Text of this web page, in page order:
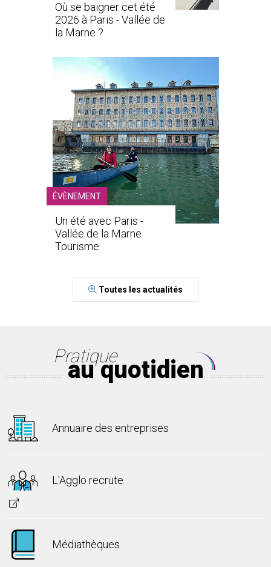
Où se baigner cet été
2026 à Paris - Vallée de
la Marne ?
ÉVÈNEMENT
Un été avec Paris -
Vallée de la Marne
Tourisme
Toutes les actualités
Pratique
au quotidien
Annuaire des entreprises
L'Agglo recrute
Médiathèques